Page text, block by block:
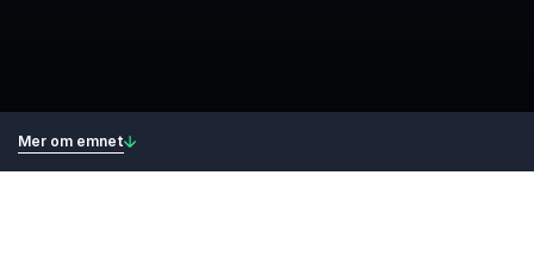
Mer om emnet